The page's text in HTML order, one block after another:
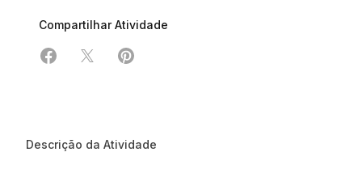
Compartilhar Atividade
Compartilhar em Facebook
Compartilhar em X
Compartilhar em Pinterest
Descrição da Atividade